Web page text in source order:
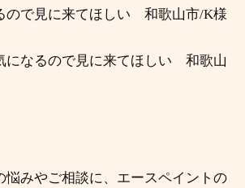
ので見に来てほしい 和歌山市/K様
になるので見に来てほしい 和歌山
悩みやご相談に、エースペイントの